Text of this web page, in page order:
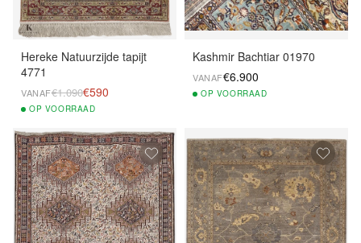
Hereke Natuurzijde tapijt
4771
VANAF€1.090€590
OP VOORRAAD
Kashmir Bachtiar 01970
VANAF€6.900
OP VOORRAAD